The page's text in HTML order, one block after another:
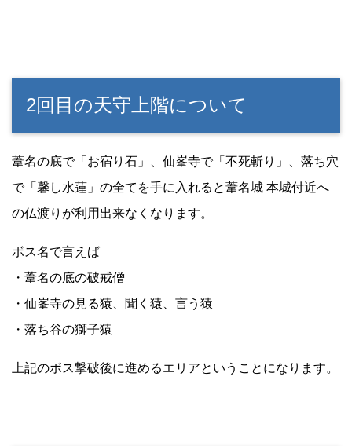
2回目の天守上階について
葦名の底で「お宿り石」、仙峯寺で「不死斬り」、落ち穴
で「馨し水蓮」の全てを手に入れると葦名城 本城付近へ
の仏渡りが利用出来なくなります。
ボス名で言えば
・葦名の底の破戒僧
・仙峯寺の見る猿、聞く猿、言う猿
・落ち谷の獅子猿
上記のボス撃破後に進めるエリアということになります。